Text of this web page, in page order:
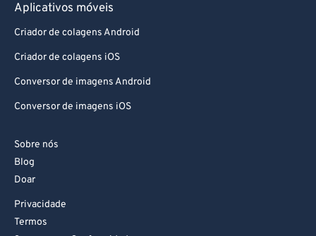
Aplicativos móveis
Criador de colagens Android
Criador de colagens iOS
Conversor de imagens Android
Conversor de imagens iOS
Sobre nós
Blog
Doar
Privacidade
Termos